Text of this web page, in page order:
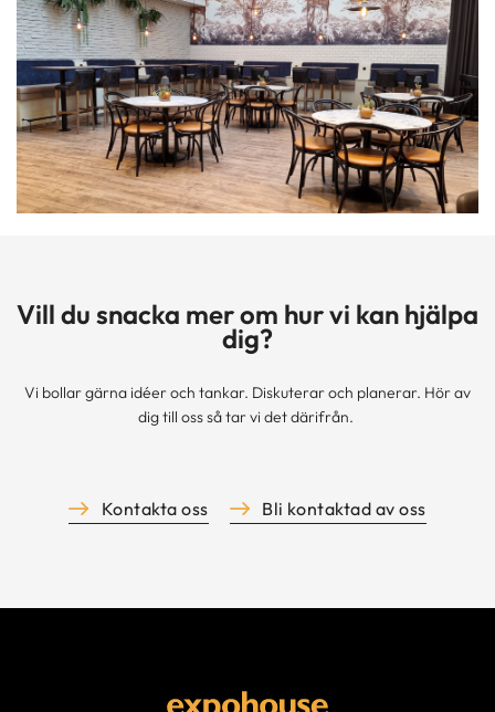
Vill du snacka mer om hur vi kan hjälpa
dig?
Vi bollar gärna idéer och tankar. Diskuterar och planerar. Hör av
dig till oss så tar vi det därifrån.
Kontakta oss Bli kontaktad av oss